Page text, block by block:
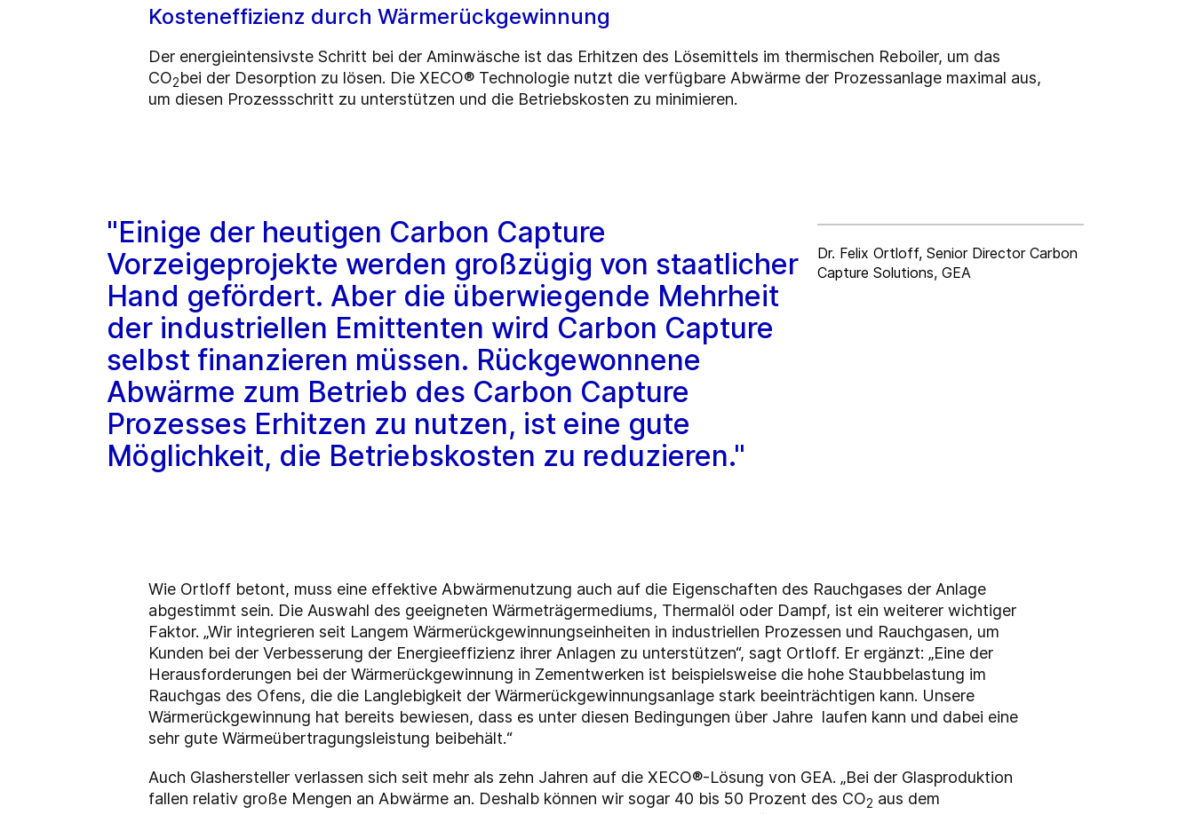
Kosteneffizienz durch Wärmerückgewinnung
Der energieintensivste Schritt bei der Aminwäsche ist das Erhitzen des Lösemittels im thermischen Reboiler, um das
CO2bei der Desorption zu lösen. Die XECO® Technologie nutzt die verfügbare Abwärme der Prozessanlage maximal aus,
um diesen Prozessschritt zu unterstützen und die Betriebskosten zu minimieren.
"Einige der heutigen Carbon Capture
Vorzeigeprojekte werden großzügig von staatlicher
Hand gefördert. Aber die überwiegende Mehrheit
der industriellen Emittenten wird Carbon Capture
selbst finanzieren müssen. Rückgewonnene
Abwärme zum Betrieb des Carbon Capture
Prozesses Erhitzen zu nutzen, ist eine gute
Möglichkeit, die Betriebskosten zu reduzieren."
Dr. Felix Ortloff, Senior Director Carbon
Capture Solutions, GEA
Wie Ortloff betont, muss eine effektive Abwärmenutzung auch auf die Eigenschaften des Rauchgases der Anlage
abgestimmt sein. Die Auswahl des geeigneten Wärmeträgermediums, Thermalöl oder Dampf, ist ein weiterer wichtiger
Faktor. „Wir integrieren seit Langem Wärmerückgewinnungseinheiten in industriellen Prozessen und Rauchgasen, um
Kunden bei der Verbesserung der Energieeffizienz ihrer Anlagen zu unterstützen“, sagt Ortloff. Er ergänzt: „Eine der
Herausforderungen bei der Wärmerückgewinnung in Zementwerken ist beispielsweise die hohe Staubbelastung im
Rauchgas des Ofens, die die Langlebigkeit der Wärmerückgewinnungsanlage stark beeinträchtigen kann. Unsere
Wärmerückgewinnung hat bereits bewiesen, dass es unter diesen Bedingungen über Jahre laufen kann und dabei eine
sehr gute Wärmeübertragungsleistung beibehält.“
Auch Glashersteller verlassen sich seit mehr als zehn Jahren auf die XECO®-Lösung von GEA. „Bei der Glasproduktion
fallen relativ große Mengen an Abwärme an. Deshalb können wir sogar 40 bis 50 Prozent des CO2 aus dem